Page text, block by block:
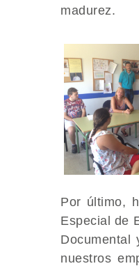
madurez​.
Por último,
Especial de
Documental
nuestros